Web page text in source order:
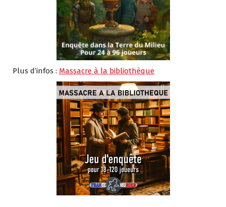
Plus d’infos : Massacre à la bibliothèque